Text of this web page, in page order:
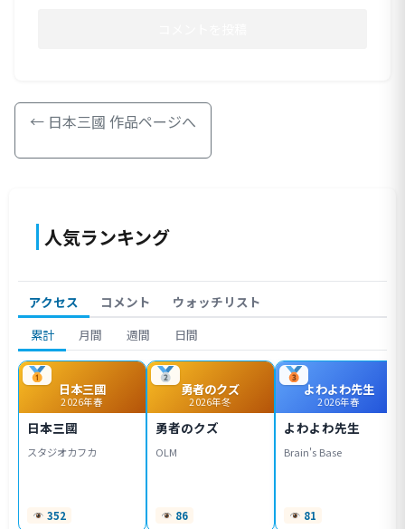
← 日本三國 作品ページへ
人気ランキング
アクセス コメント ウォッチリスト
累計 月間 週間 日間
日本三國
2026年春
日本三國
スタジオカフカ
352
勇者のクズ
2026年冬
勇者のクズ
OLM
86
よわよわ先生
2026年春
よわよわ先生
Brain's Base
81